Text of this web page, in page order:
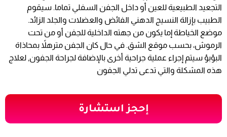
التجعيد الطبيعية للعين أو داخل الجفن السفلي تماما. سيقوم
الطبيب بإزالة النسيج الدهني الفائض والعضلات والجلد الزائد.
موضع الخياطة إما يكون من جهته الداخلية للجفن أو من تحت
الرموش، بحسب موقع الشق. في حال كان الجفن مترهلاً بمحاذاة
البؤبؤ سيتم إجراء عملية جراحية أخرى بالإضافة لجراحة الجفون, لعلاج
هذه المشكلة والتي تدعى تدلي الجفون
إحجز استشارة